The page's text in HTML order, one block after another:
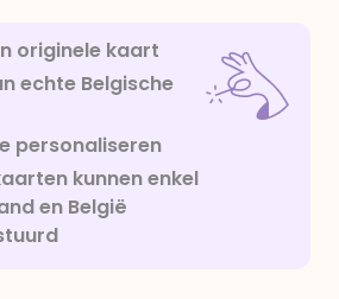
originele kaart
echte Belgische
personaliseren
kunnen enkel
en België